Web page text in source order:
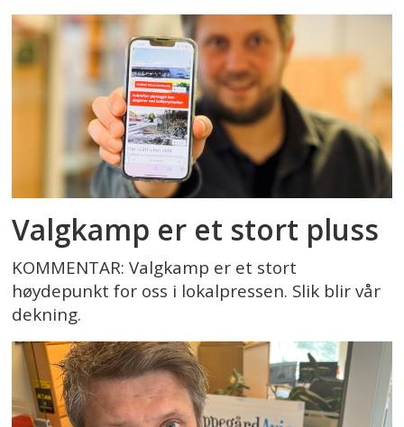
Valgkamp er et stort pluss
KOMMENTAR: Valgkamp er et stort
høydepunkt for oss i lokalpressen. Slik blir vår
dekning.